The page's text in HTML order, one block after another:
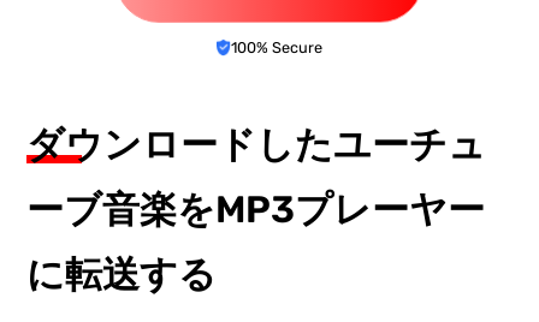
100% Secure
ダウンロードしたユーチュ
ーブ音楽をMP3プレーヤー
に転送する